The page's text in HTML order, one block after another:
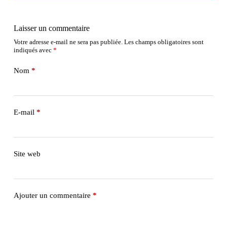
Laisser un commentaire
Votre adresse e-mail ne sera pas publiée. Les champs obligatoires sont
indiqués avec *
Nom *
E-mail *
Site web
Ajouter un commentaire *